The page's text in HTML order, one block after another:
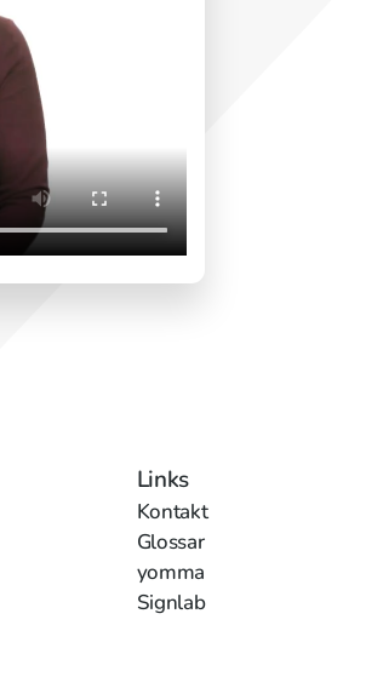
Links
Kontakt
Glossar
yomma
Signlab